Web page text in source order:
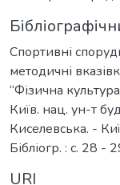
Спортивні
методичні
“Фізична
Київ. нац. ун-т
Киселевська. -
Бібліогр. : с. 28 -
URI